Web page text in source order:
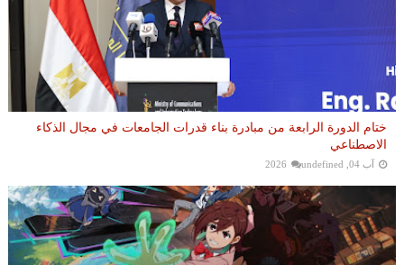
ختام الدورة الرابعة من مبادرة بناء قدرات الجامعات في مجال الذكاء
الاصطناعي
آب 04, 2026 undefined